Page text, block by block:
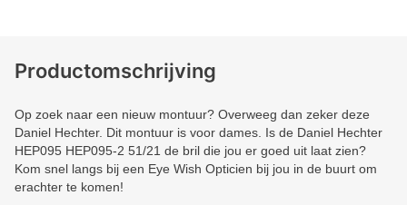
Productomschrijving
Op zoek naar een nieuw montuur? Overweeg dan zeker deze
Daniel Hechter. Dit montuur is voor dames. Is de Daniel Hechter
HEP095 HEP095-2 51/21 de bril die jou er goed uit laat zien?
Kom snel langs bij een Eye Wish Opticien bij jou in de buurt om
erachter te komen!